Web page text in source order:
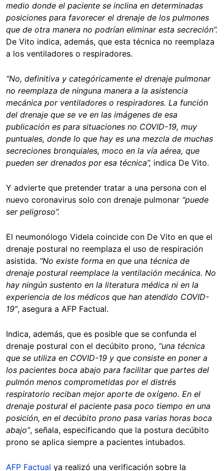
medio donde el paciente se inclina en determinadas
posiciones para favorecer el drenaje de los pulmones
que de otra manera no podrían eliminar esta secreción”.
De Vito indica, además, que esta técnica no reemplaza
a los ventiladores o respiradores.
“No, definitiva y categóricamente el drenaje pulmonar
no reemplaza de ninguna manera a la asistencia
mecánica por ventiladores o respiradores. La función
del drenaje que se ve en las imágenes de esa
publicación es para situaciones no COVID-19, muy
puntuales, donde lo que hay es una mezcla de muchas
secreciones bronquiales, moco en la vía aérea, que
pueden ser drenados por esa técnica”, indica De Vito.
Y advierte que pretender tratar a una persona con el
nuevo coronavirus solo con drenaje pulmonar “puede
ser peligroso”.
El neumonólogo Videla coincide con De Vito en que el
drenaje postural no reemplaza el uso de respiración
asistida. “No existe forma en que una técnica de
drenaje postural reemplace la ventilación mecánica. No
hay ningún sustento en la literatura médica ni en la
experiencia de los médicos que han atendido COVID-
19”, asegura a AFP Factual.
Indica, además, que es posible que se confunda el
drenaje postural con el decúbito prono, “una técnica
que se utiliza en COVID-19 y que consiste en poner a
los pacientes boca abajo para facilitar que partes del
pulmón menos comprometidas por el distrés
respiratorio reciban mejor aporte de oxígeno. En el
drenaje postural el paciente pasa poco tiempo en una
posición, en el decúbito prono pasa varias horas boca
abajo”, señala, especificando que la postura decúbito
prono se aplica siempre a pacientes intubados.
AFP Factual ya realizó una verificación sobre la